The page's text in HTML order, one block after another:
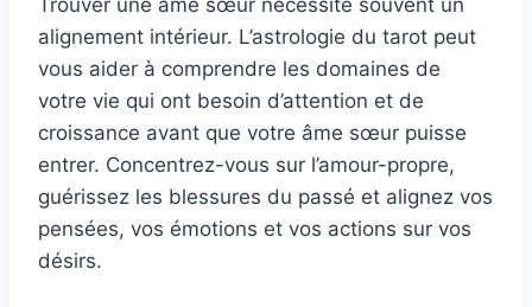
Trouver une âme sœur nécessite souvent un
alignement intérieur. L’astrologie du tarot peut
vous aider à comprendre les domaines de
votre vie qui ont besoin d’attention et de
croissance avant que votre âme sœur puisse
entrer. Concentrez-vous sur l’amour-propre,
guérissez les blessures du passé et alignez vos
pensées, vos émotions et vos actions sur vos
désirs.